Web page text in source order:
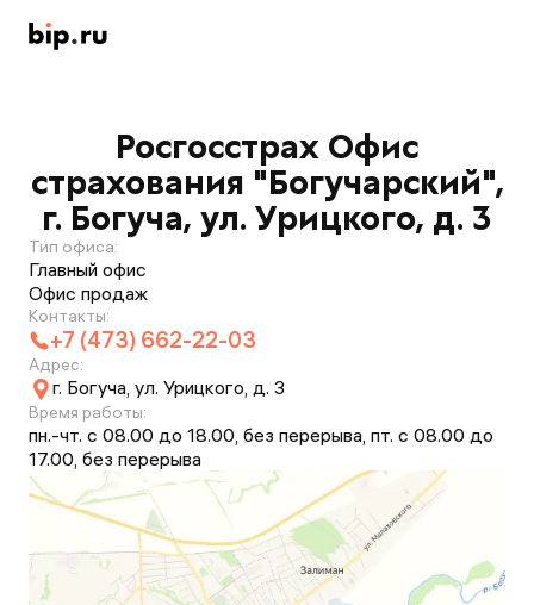
Росгосстрах Офис
страхования "Богучарский",
г. Богуча, ул. Урицкого, д. 3
Тип офиса:
Главный офис
Офис продаж
Контакты:
+7 (473) 662-22-03
Адрес:
г. Богуча, ул. Урицкого, д. 3
Время работы:
пн.-чт. с 08.00 до 18.00, без перерыва, пт. с 08.00 до
17.00, без перерыва